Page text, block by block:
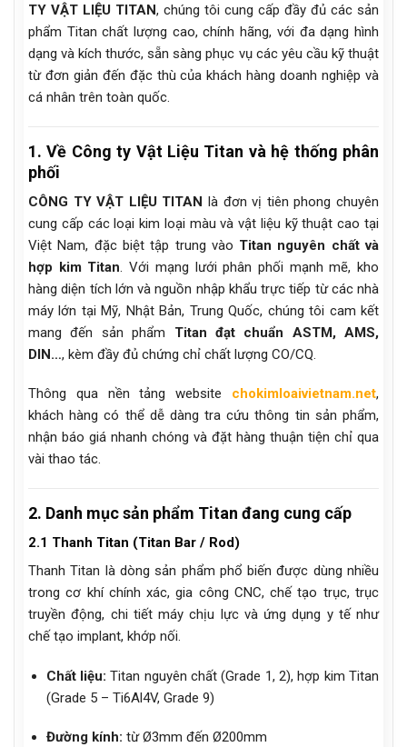
TY VẬT LIỆU TITAN, chúng tôi cung cấp đầy đủ các sản
phẩm Titan chất lượng cao, chính hãng, với đa dạng hình
dạng và kích thước, sẵn sàng phục vụ các yêu cầu kỹ thuật
từ đơn giản đến đặc thù của khách hàng doanh nghiệp và
cá nhân trên toàn quốc.
1. Về Công ty Vật Liệu Titan và hệ thống phân
phối
CÔNG TY VẬT LIỆU TITAN là đơn vị tiên phong chuyên
cung cấp các loại kim loại màu và vật liệu kỹ thuật cao tại
Việt Nam, đặc biệt tập trung vào Titan nguyên chất và
hợp kim Titan . Với mạng lưới phân phối mạnh mẽ, kho
hàng diện tích lớn và nguồn nhập khẩu trực tiếp từ các nhà
máy lớn tại Mỹ, Nhật Bản, Trung Quốc, chúng tôi cam kết
mang đến sản phẩm Titan đạt chuẩn ASTM, AMS,
DIN…, kèm đầy đủ chứng chỉ chất lượng CO/CQ.
Thông qua nền tảng website chokimloaivietnam.net,
khách hàng có thể dễ dàng tra cứu thông tin sản phẩm,
nhận báo giá nhanh chóng và đặt hàng thuận tiện chỉ qua
vài thao tác.
2. Danh mục sản phẩm Titan đang cung cấp
2.1 Thanh Titan (Titan Bar / Rod)
Thanh Titan là dòng sản phẩm phổ biến được dùng nhiều
trong cơ khí chính xác, gia công CNC, chế tạo trục, trục
truyền động, chi tiết máy chịu lực và ứng dụng y tế như
chế tạo implant, khớp nối.
Chất liệu: Titan nguyên chất (Grade 1, 2), hợp kim Titan
(Grade 5 – Ti6Al4V, Grade 9)
Đường kính: từ Ø3mm đến Ø200mm